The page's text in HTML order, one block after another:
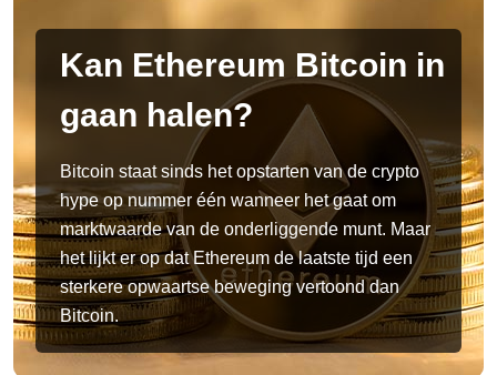
Kan Ethereum Bitcoin in
gaan halen?
Bitcoin staat sinds het opstarten van de crypto
hype op nummer één wanneer het gaat om
marktwaarde van de onderliggende munt. Maar
het lijkt er op dat Ethereum de laatste tijd een
sterkere opwaartse beweging vertoond dan
Bitcoin.